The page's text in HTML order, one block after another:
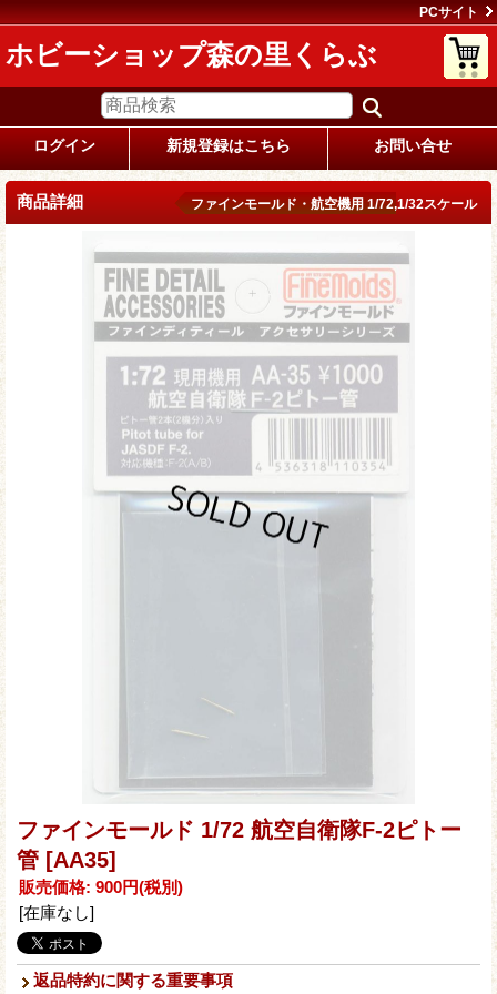
PCサイト
ホビーショップ森の里くらぶ
ログイン 新規登録はこちら お問い合せ
商品詳細 ファインモールド・航空機用 1/72,1/32スケール
ファインモールド 1/72 航空自衛隊F-2ピトー
管 [AA35]
販売価格: 900円(税別)
[在庫なし]
返品特約に関する重要事項